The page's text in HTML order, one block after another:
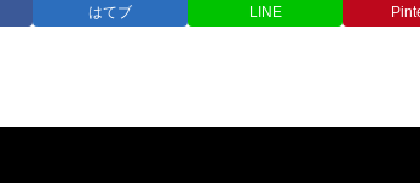
はてブ LINE